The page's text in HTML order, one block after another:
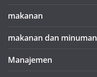
makanan
makanan dan minuman
Manajemen